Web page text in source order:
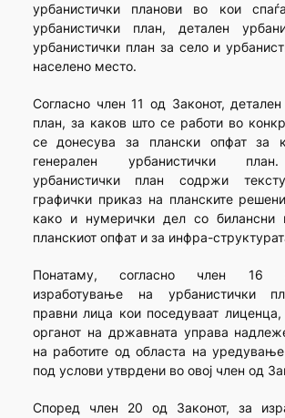
урбанистички планови во кои
урбанистички план, детален
урбанистички план за село и
населено место.
Согласно член 11 од Законот,
план, за каков што се работи во
се донесува за плански опфат за
генерален урбанистички
урбанистички план содржи
графички приказ на планските
како и нумерички дел со билансни
планскиот опфат и за инфра-
Понатаму, согласно член 16
изработување на урбанистички
правни лица кои поседуваат лиценца,
органот на државната управа
на работите од областа на
под услови утврдени во овој член од
Според член 20 од Законот, за